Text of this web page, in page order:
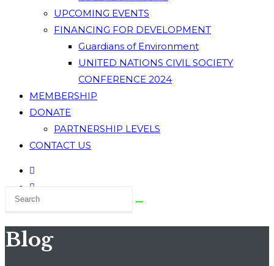
UPCOMING EVENTS
FINANCING FOR DEVELOPMENT
Guardians of Environment
UNITED NATIONS CIVIL SOCIETY
CONFERENCE 2024
MEMBERSHIP
DONATE
PARTNERSHIP LEVELS
CONTACT US
Blog